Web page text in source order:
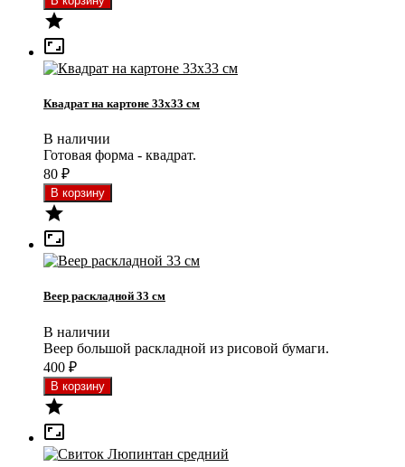


Квадрат на картоне 33x33 см
В наличии
Готовая форма - квадрат.
80 ₽


Веер раскладной 33 см
В наличии
Веер большой раскладной из рисовой бумаги.
400 ₽

